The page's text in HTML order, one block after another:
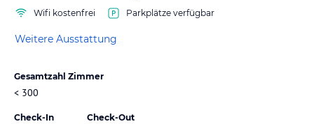
Wifi kostenfrei Parkplätze verfügbar
Weitere Ausstattung
Gesamtzahl Zimmer
< 300
Check-In Check-Out